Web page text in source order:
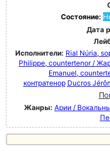
Состояние:
Дата
Исполнители: Rial Núria,
Philippe, countertenor /
Emanuel,
контратенор Ducros
Жанры: Арии /